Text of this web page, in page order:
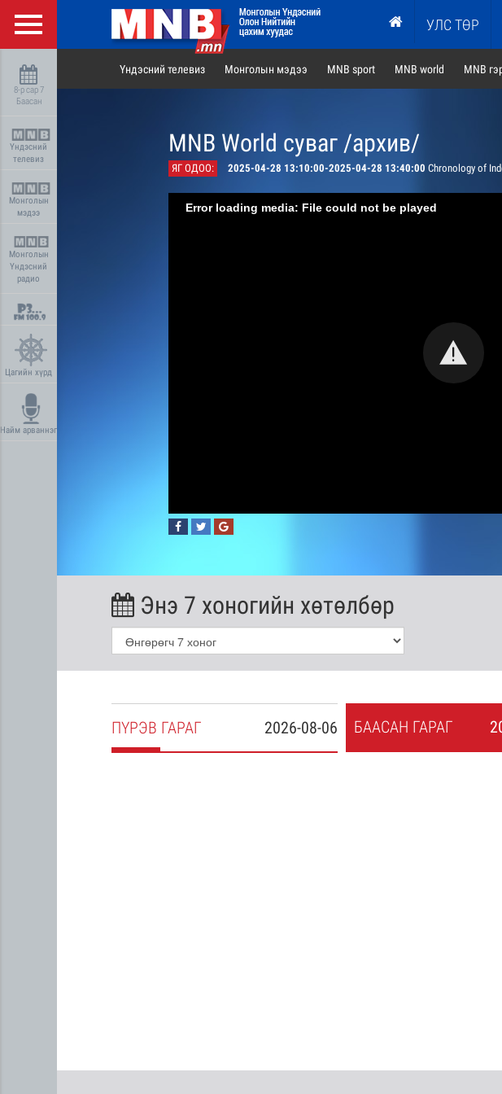
УЛС ТӨР
8-р сар 7
Баасан
Үндэсний
телевиз
Монголын
мэдээ
Монголын
Үндэсний
радио
Цагийн хүрд
Найм арваннэг
Үндэсний телевиз Монголын мэдээ MNB sport MNB world MNB
MNB World суваг /архив/
ЯГ ОДОО: 2025-04-28 13:10:00-2025-04-28 13:40:00 Chronology of
Error loading media: File could not be played
Энэ 7 хоногийн хөтөлбөр
2026-08-06
ПҮРЭВ ГАРАГ БААСАН ГАРАГ